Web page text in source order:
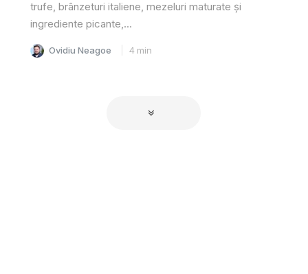
trufe, brânzeturi italiene, mezeluri maturate și
ingrediente picante,...
Ovidiu Neagoe 4 min